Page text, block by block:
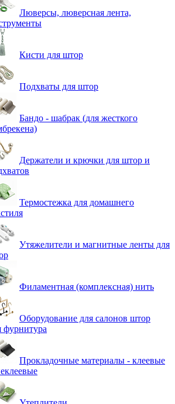
Люверсы, люверсная лента,
Кисти для штор
Подхваты для штор
Бандо - шабрак (для жесткого
Держатели и крючки для штор и
Термостежка для домашнего
Утяжелители и магнитные ленты для
Филаментная (комплексная) нить
Оборудование для салонов штор
Прокладочные материалы - клеевые